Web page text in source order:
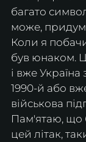
багато
може,
Коли я
був юнаком.
і вже
1990-й або
військова
Пам'ятаю, що
цей літак,